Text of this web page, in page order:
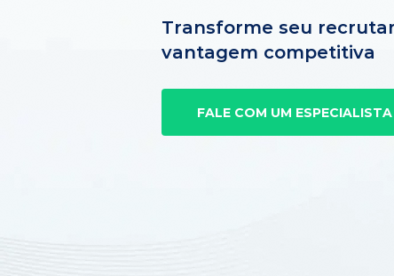
Transforme seu
vantagem competitiva
FALE COM UM ESPECIALISTA